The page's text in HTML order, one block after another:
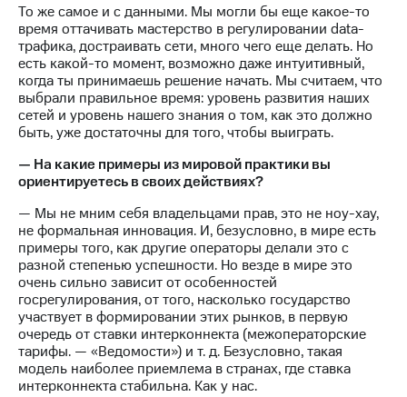
То же самое и с данными. Мы могли бы еще какое-то
время оттачивать мастерство в регулировании data-
трафика, достраивать сети, много чего еще делать. Но
есть какой-то момент, возможно даже интуитивный,
когда ты принимаешь решение начать. Мы считаем, что
выбрали правильное время: уровень развития наших
сетей и уровень нашего знания о том, как это должно
быть, уже достаточны для того, чтобы выиграть.
— На какие примеры из мировой практики вы
ориентируетесь в своих действиях?
— Мы не мним себя владельцами прав, это не ноу-хау,
не формальная инновация. И, безусловно, в мире есть
примеры того, как другие операторы делали это с
разной степенью успешности. Но везде в мире это
очень сильно зависит от особенностей
госрегулирования, от того, насколько государство
участвует в формировании этих рынков, в первую
очередь от ставки интерконнекта (межоператорские
тарифы. — «Ведомости») и т. д. Безусловно, такая
модель наиболее приемлема в странах, где ставка
интерконнекта стабильна. Как у нас.